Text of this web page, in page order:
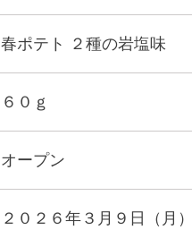
春ポテト ２種の岩塩味
６０ｇ
オープン
２０２６年３月９日（月